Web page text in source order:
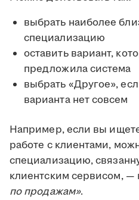
выбрать наиболее
специализацию
оставить вариант,
предложила система
выбрать «Другое»,
варианта нет совсем
Например, если вы
работе с клиентами,
специализацию,
клиентским сервисом, —
по продажам».